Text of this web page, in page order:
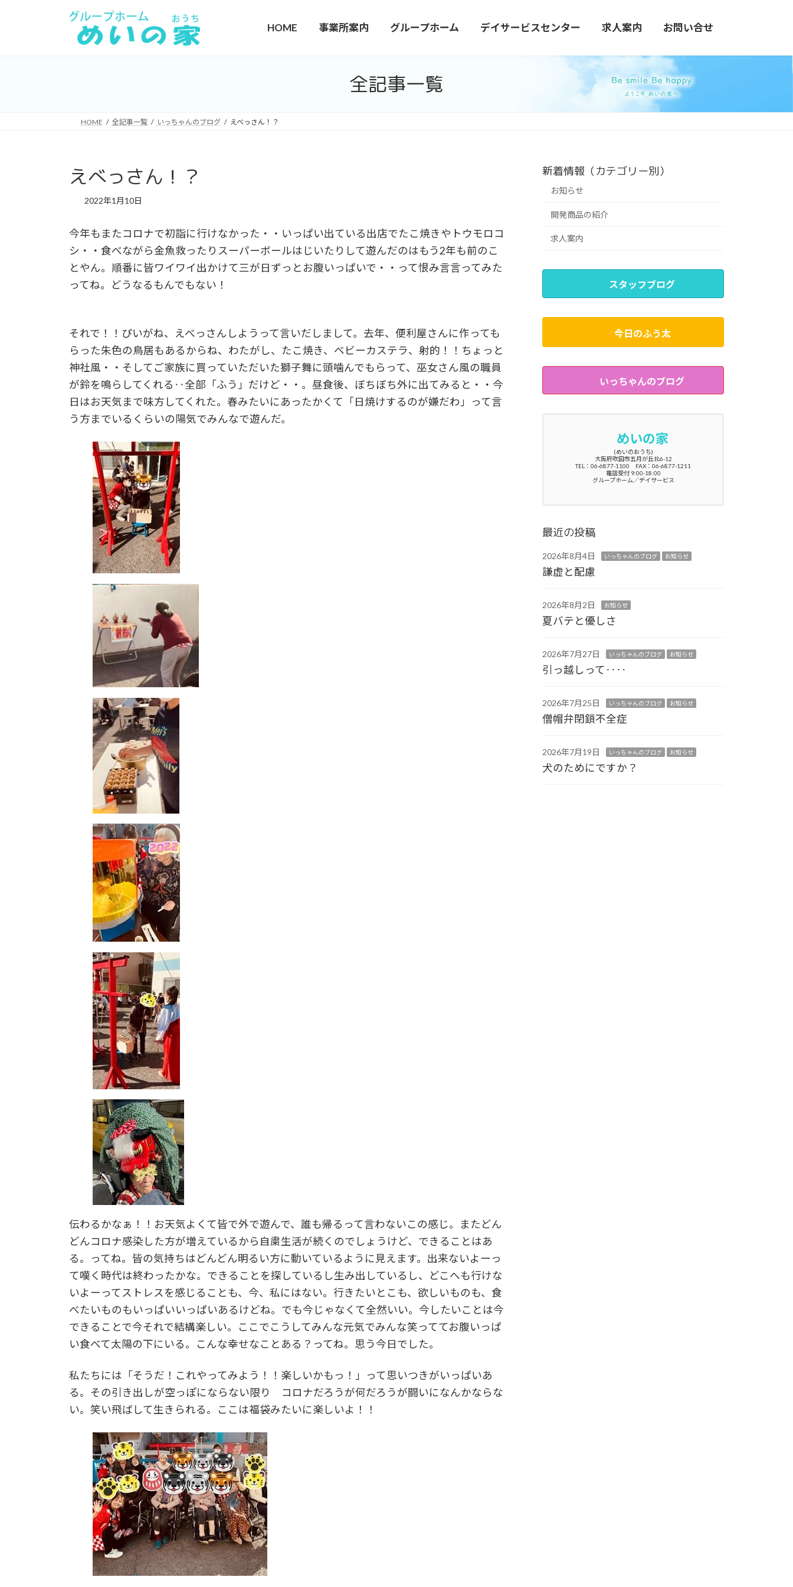
HOME 事業所案内 グループホーム デイサービスセンター 求人案内 お問い合せ
全記事一覧
HOME 全記事一覧 いっちゃんのブログ えべっさん！？
えべっさん！？
2022年1月10日
今年もまたコロナで初詣に行けなかった・・いっぱい出ている出店でたこ焼きやトウモロコ
シ・・食べながら金魚救ったりスーパーボールはじいたりして遊んだのはもう2年も前のこ
とやん。順番に皆ワイワイ出かけて三が日ずっとお腹いっぱいで・・って恨み言言ってみた
ってね。どうなるもんでもない！
それで！！ぴいがね、えべっさんしようって言いだしまして。去年、便利屋さんに作っても
らった朱色の鳥居もあるからね、わたがし、たこ焼き、ベビーカステラ、射的！！ちょっと
神社風・・そしてご家族に買っていただいた獅子舞に頭噛んでもらって、巫女さん風の職員
が鈴を鳴らしてくれる‥全部「ふう」だけど・・。昼食後、ぼちぼち外に出てみると・・今
日はお天気まで味方してくれた。春みたいにあったかくて「日焼けするのが嫌だわ」って言
う方までいるくらいの陽気でみんなで遊んだ。
伝わるかなぁ！！お天気よくて皆で外で遊んで、誰も帰るって言わないこの感じ。またどん
どんコロナ感染した方が増えているから自粛生活が続くのでしょうけど、できることはあ
る。ってね。皆の気持ちはどんどん明るい方に動いているように見えます。出来ないよーっ
て嘆く時代は終わったかな。できることを探しているし生み出しているし、どこへも行けな
いよーってストレスを感じることも、今、私にはない。行きたいとこも、欲しいものも、食
べたいものもいっぱいいっぱいあるけどね。でも今じゃなくて全然いい。今したいことは今
できることで今それで結構楽しい。ここでこうしてみんな元気でみんな笑っててお腹いっぱ
い食べて太陽の下にいる。こんな幸せなことある？ってね。思う今日でした。
私たちには「そうだ！これやってみよう！！楽しいかもっ！」って思いつきがいっぱいあ
る。その引き出しが空っぽにならない限り コロナだろうが何だろうが闘いになんかならな
い。笑い飛ばして生きられる。ここは福袋みたいに楽しいよ！！
新着情報（カテゴリー別）
お知らせ
開発商品の紹介
求人案内
スタッフブログ
今日のふう太
いっちゃんのブログ
めいの家
(めいのおうち)
大阪府吹田市五月が丘北6-12
TEL：06-6877-1100 FAX：06-6877-1211
電話受付 9:00-18:00
グループホーム／デイサービス
最近の投稿
2026年8月4日 いっちゃんのブログ お知らせ
謙虚と配慮
2026年8月2日 お知らせ
夏バテと優しさ
2026年7月27日 いっちゃんのブログ お知らせ
引っ越しって‥‥
2026年7月25日 いっちゃんのブログ お知らせ
僧帽弁閉鎖不全症
2026年7月19日 いっちゃんのブログ お知らせ
犬のためにですか？